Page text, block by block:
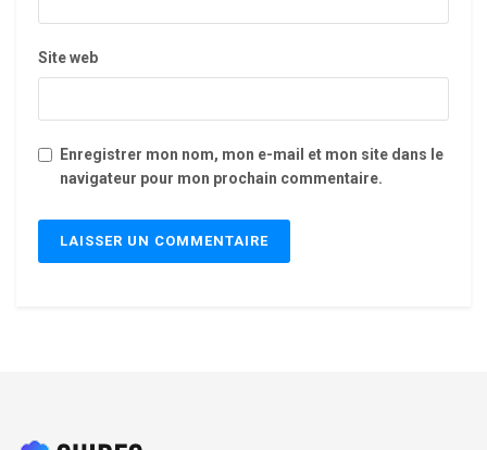
Site web
Enregistrer mon nom, mon e-mail et mon site dans le
navigateur pour mon prochain commentaire.